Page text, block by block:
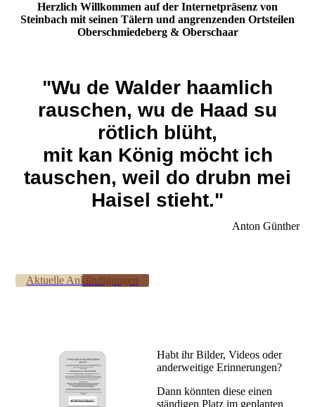
Herzlich Willkommen auf der Internetpräsenz von
Steinbach mit seinen Tälern und angrenzenden Ortsteilen
Oberschmiedeberg & Oberschaar
"Wu de Walder haamlich
rauschen, wu de Haad su
rötlich blüht,
mit kan König möcht ich
tauschen, weil do drubn mei
Haisel stieht."
Anton Günther
Aktuelle Ankündigungen
Habt ihr Bilder, Videos oder
anderweitige Erinnerungen?
Dann könnten diese einen
ständigen Platz im geplanten